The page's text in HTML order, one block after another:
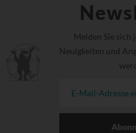
Melden Sie sich
Neuigkeiten und